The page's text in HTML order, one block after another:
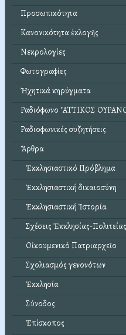
Προσωπικότητα
Κανονικότητα ἐκλογῆς
Νεκρολογίες
Φωτογραφίες
Ἠχητικά κηρύγματα
Ραδιόφωνο "ΑΤΤΙΚΟΣ
Ραδιοφωνικές συζητήσεις
Ἄρθρα
Ἐκκλησιαστικό Πρόβλημα
Ἐκκλησιαστική δικαιοσύνη
Ἐκκλησιαστική Ἱστορία
Σχέσεις Ἐκκλησίας-Πολιτείας
Οἰκουμενικό Πατριαρχεῖο
Σχολιασμός γενονότων
Ἐκκλησία
Σύνοδος
Ἐπίσκοπος